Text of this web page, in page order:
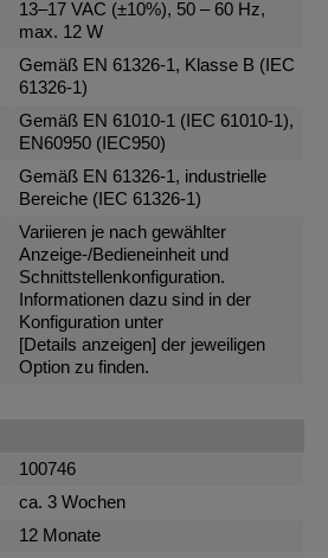
13–17 VAC (±10%), 50 – 60 Hz,
max. 12 W
Gemäß EN 61326-1, Klasse B (IEC
61326-1)
Gemäß EN 61010-1 (IEC 61010-1),
EN60950 (IEC950)
Gemäß EN 61326-1, industrielle
Bereiche (IEC 61326-1)
Variieren je nach gewählter
Anzeige-/Bedieneinheit und
Schnittstellenkonfiguration.
Informationen dazu sind in der
Konfiguration unter
[Details anzeigen] der jeweiligen
Option zu finden.
100746
ca. 3 Wochen
12 Monate